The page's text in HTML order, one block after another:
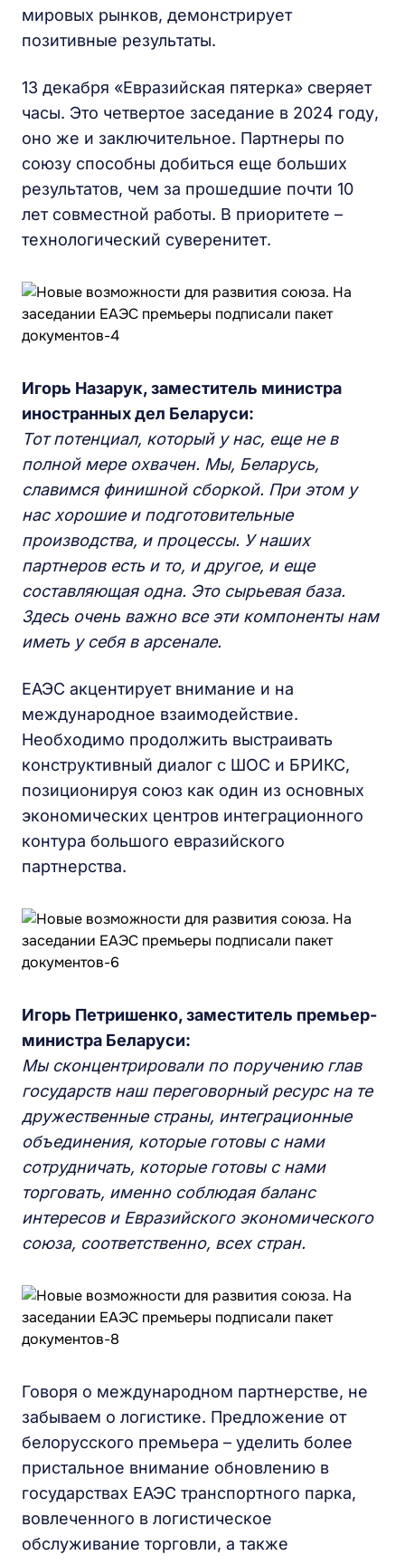
мировых рынков, демонстрирует
позитивные результаты.
13 декабря «Евразийская пятерка» сверяет
часы. Это четвертое заседание в 2024 году,
оно же и заключительное. Партнеры по
союзу способны добиться еще больших
результатов, чем за прошедшие почти 10
лет совместной работы. В приоритете –
технологический суверенитет.
Игорь Назарук, заместитель министра
иностранных дел Беларуси:
Тот потенциал, который у нас, еще не в
полной мере охвачен. Мы, Беларусь,
славимся финишной сборкой. При этом у
нас хорошие и подготовительные
производства, и процессы. У наших
партнеров есть и то, и другое, и еще
составляющая одна. Это сырьевая база.
Здесь очень важно все эти компоненты нам
иметь у себя в арсенале.
ЕАЭС акцентирует внимание и на
международное взаимодействие.
Необходимо продолжить выстраивать
конструктивный диалог с ШОС и БРИКС,
позиционируя союз как один из основных
экономических центров интеграционного
контура большого евразийского
партнерства.
Игорь Петришенко, заместитель премьер-
министра Беларуси:
Мы сконцентрировали по поручению глав
государств наш переговорный ресурс на те
дружественные страны, интеграционные
объединения, которые готовы с нами
сотрудничать, которые готовы с нами
торговать, именно соблюдая баланс
интересов и Евразийского экономического
союза, соответственно, всех стран.
Говоря о международном партнерстве, не
забываем о логистике. Предложение от
белорусского премьера – уделить более
пристальное внимание обновлению в
государствах ЕАЭС транспортного парка,
вовлеченного в логистическое
обслуживание торговли, а также